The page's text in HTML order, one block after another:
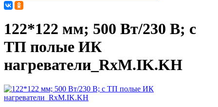
122*122 мм; 500 Вт/230 В; с
ТП полые ИК
нагреватели_RxM.IK.KH